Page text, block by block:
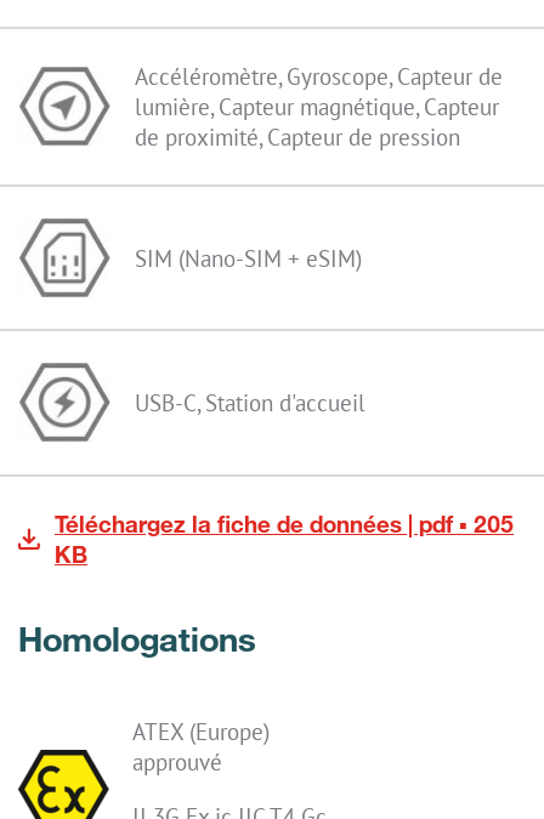
Accéléromètre, Gyroscope, Capteur de
lumière, Capteur magnétique, Capteur
de proximité, Capteur de pression
SIM (Nano-SIM + eSIM)
USB-C, Station d'accueil
Téléchargez la fiche de données | pdf ▪ 205
KB
Homologations
ATEX (Europe)
approuvé